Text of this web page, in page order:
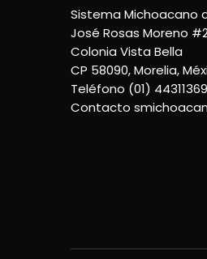
Sistema Michoacano
José Rosas Moreno
Colonia Vista Bella
CP 58090, Morelia,
Teléfono (01)
Contacto